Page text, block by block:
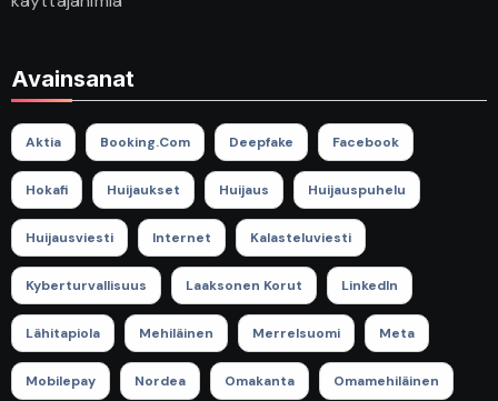
Avainsanat
Aktia Booking.com Deepfake Facebook
Hokafi Huijaukset Huijaus Huijauspuhelu
Huijausviesti Internet Kalasteluviesti
Kyberturvallisuus Laaksonen Korut LinkedIn
Lähitapiola Mehiläinen Merrelsuomi Meta
Mobilepay Nordea Omakanta Omamehiläinen